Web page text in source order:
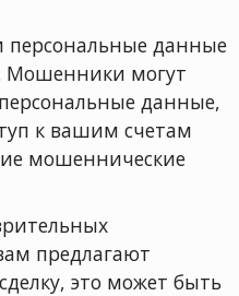
персональные данные
могут
данные,
к вашим счетам
мошеннические
предлагают
это может быть